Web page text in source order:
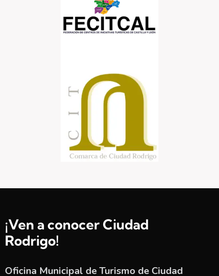
¡Ven a conocer Ciudad
Rodrigo!
Oficina Municipal de Turismo de Ciudad